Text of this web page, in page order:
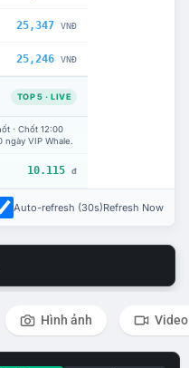
25,347 VNĐ
25,246 VNĐ
TOP 5 · LIVE
· Chốt 12:00
VIP Whale.
10.115 đ
Auto-refresh (30s)Refresh Now
Hình ảnh Video